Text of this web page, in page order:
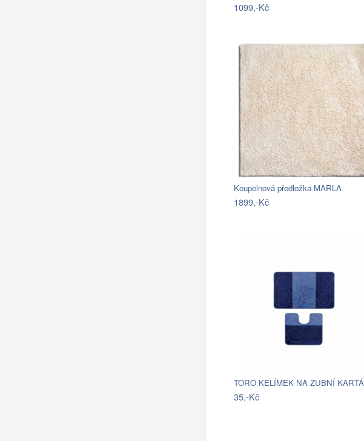
1099,-Kč
Koupelnová předložka MARLA
1899,-Kč
35,-Kč